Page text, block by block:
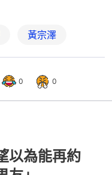
黃宗澤
0 0
以為能再約